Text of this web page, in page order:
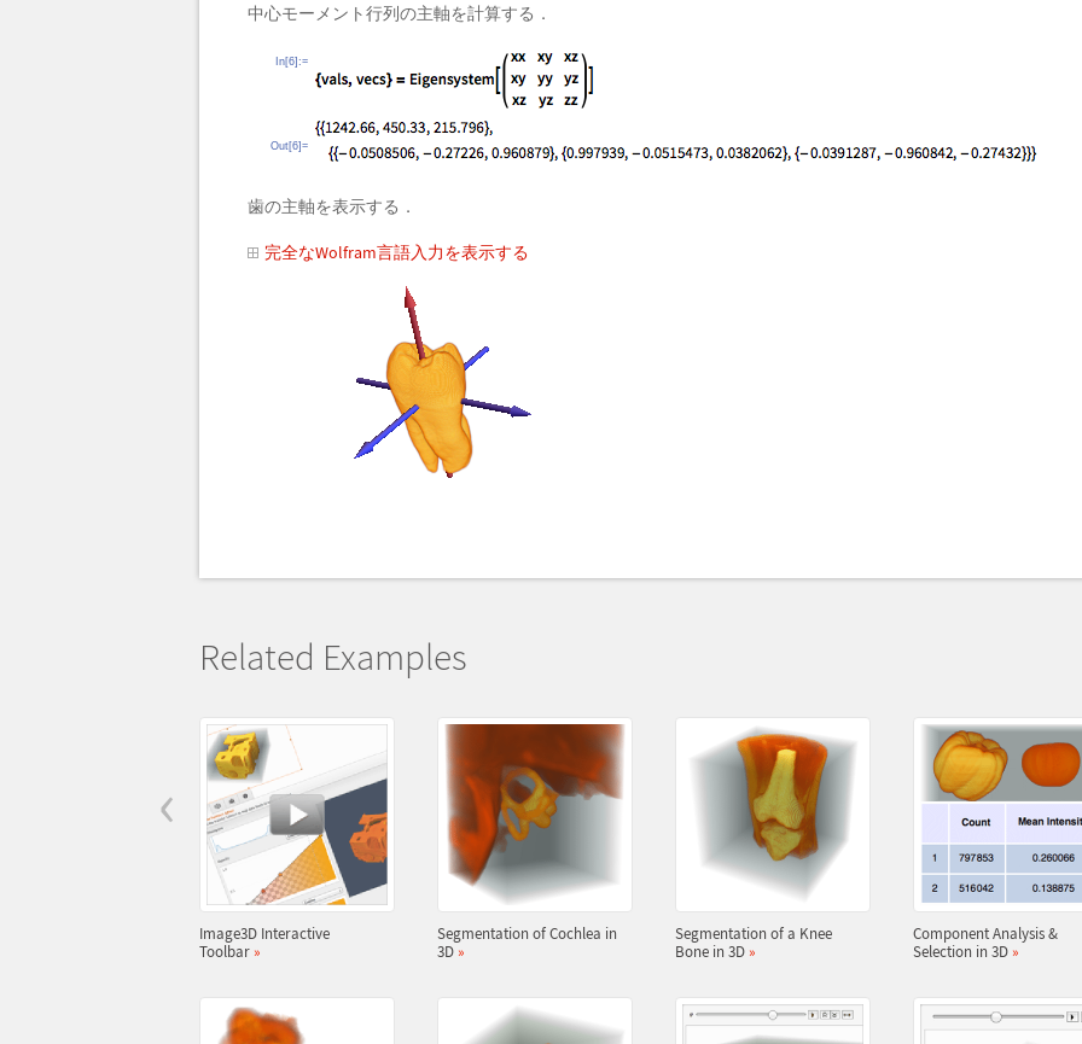
‹
中心モーメント行列の主軸を計算する．
In[6]:=
Out[6]=
歯の主軸を表示する．
完全なWolfram言語入力を表示する
Related Examples
Image3D Interactive
Toolbar »
Segmentation of Cochlea in
3D »
Segmentation of a Knee
Bone in 3D »
Component Analysis &
Selection in 3D »